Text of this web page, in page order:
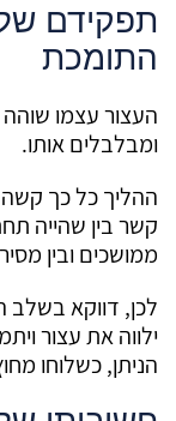
תפקידם
התומכת
העצור עצמו
ומבלבלים אותו.
ההליך כל כך
קשר בין שהייה
ממושכים ובין
לכן, דווקא
ילווה את עצור
הניתן, כשלוחו